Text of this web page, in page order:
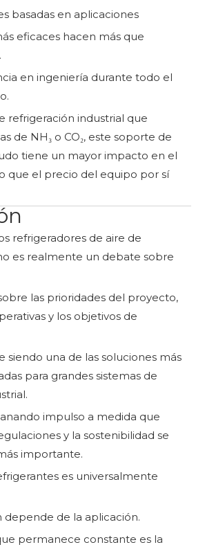
basadas en aplicaciones
eficaces hacen más que
en ingeniería durante todo el
refrigeración industrial que
de NH₃ o CO₂, este soporte de
tiene un mayor impacto en el
que el precio del equipo por sí
refrigeradores de aire de
es realmente un debate sobre
las prioridades del proyecto,
y los objetivos de
siendo una de las soluciones más
para grandes sistemas de
impulso a medida que
y la sostenibilidad se
importante.
es universalmente
depende de la aplicación.
permanece constante es la